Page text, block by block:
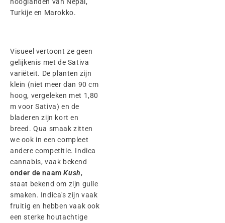
Turkije en Marokko.
Visueel vertoont ze geen
gelijkenis met de Sativa
variëteit. De planten zijn
klein (niet meer dan 90 cm
hoog, vergeleken met 1,80
m voor Sativa) en de
bladeren zijn kort en
breed. Qua smaak zitten
we ook in een compleet
andere competitie. Indica
cannabis, vaak bekend
onder de naamKush,
staat bekend om zijn gulle
smaken. Indica's zijn vaak
fruitig en hebben vaak ook
een sterke houtachtige